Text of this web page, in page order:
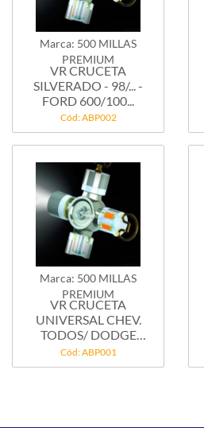
Marca: 500 MILLAS
PREMIUM
VR CRUCETA
SILVERADO - 98/... -
FORD 600/100...
Cód: ABP002
Marca: 500 MILLAS
PREMIUM
VR CRUCETA
UNIVERSAL CHEV.
TODOS/ DODGE
PICK UP...
Cód: ABP001